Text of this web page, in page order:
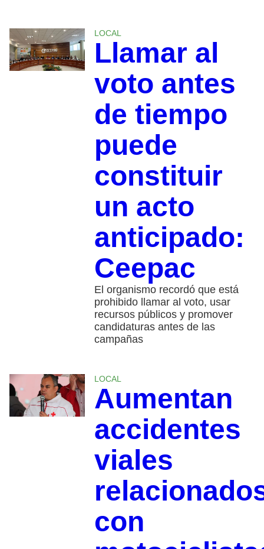
LOCAL
Llamar al
voto antes
de tiempo
puede
constituir
un acto
anticipado:
Ceepac
El organismo recordó que está
prohibido llamar al voto, usar
recursos públicos y promover
candidaturas antes de las
campañas
LOCAL
Aumentan
accidentes
viales
con